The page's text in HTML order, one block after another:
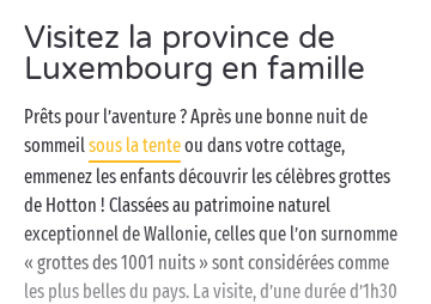
dans la piscine, pause farniente sur la terrasse
solarium, petit tour sur les balançoires de l’aire de
camping. Il ne vous reste plus qu’à réserver votre
tente,cottage ouemplacement pour camping-car,
votre camping en Belgique vous attend !
Visitez la province de
Luxembourg en famille
Prêts pour l’aventure ? Après une bonne nuit de
sommeilsous la tenteou dans votre cottage,
emmenez les enfants découvrir les célèbres grottes
de Hotton ! Classées au patrimoine naturel
exceptionnel de Wallonie, celles que l’on surnomme
« grottes des 1001 nuits » sont considérées comme
les plus belles du pays. La visite, d’une durée d’1h30